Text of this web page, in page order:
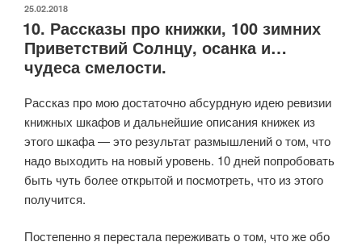
ОПУБЛИКОВАНО
25.02.2018
10. Рассказы про книжки, 100 зимних
Приветствий Солнцу, осанка и…
чудеса смелости.
Рассказ про мою достаточно абсурдную идею ревизии
книжных шкафов и дальнейшие описания книжек из
этого шкафа — это результат размышлений о том, что
надо выходить на новый уровень. 10 дней попробовать
быть чуть более открытой и посмотреть, что из этого
получится.
Постепенно я перестала переживать о том, что же обо